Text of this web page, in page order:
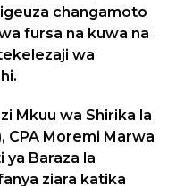
changamoto
fursa na kuwa na
wa
Mkuu wa Shirika la
CPA Moremi Marwa
ya Baraza la
ziara katika